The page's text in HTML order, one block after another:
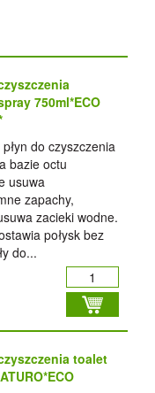
750ml*ECO
do czyszczenia
bazie octu
usuwa
zapachy,
zacieki wodne.
połysk bez
do...
toalet